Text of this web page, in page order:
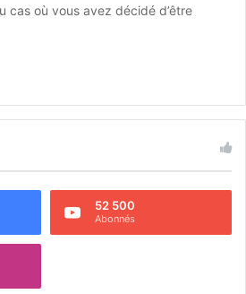
cas où vous avez décidé d’être
52 500
Abonnés